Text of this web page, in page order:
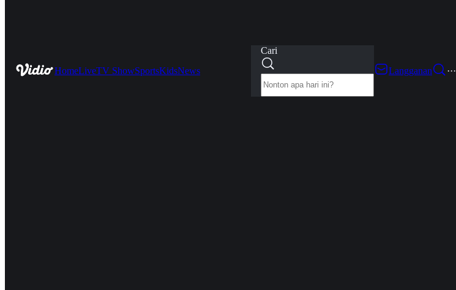
HomeLiveTV ShowSportsKidsNews
Cari
Langganan
···